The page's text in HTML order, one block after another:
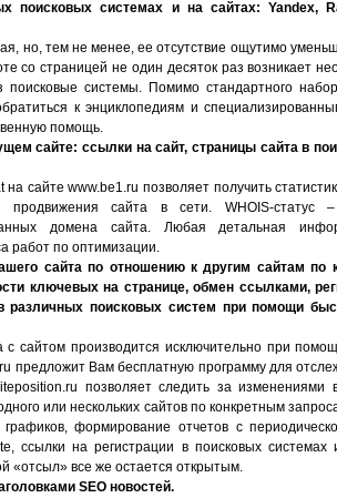
поисковых системах и на сайтах: Yandex,
но, тем не менее, ее отсутствие ощутимо
со страницей не один десяток раз возникает
поисковые системы. Помимо стандартного
к энциклопедиям и
помощь.
сайте: ссылки на сайт, страницы сайта в
на сайте www.be1.ru позволяет получить
продвижения сайта в сети. WHOIS-
домена сайта. Любая детальная
работ по оптимизации.
сайта по отношению к другим сайтам по
ключевых на странице, обмен ссылками,
различных поисковых систем при помощи
с сайтом производится исключительно при
предложит Вам бесплатную программу для
позволяет следить за изменениями
или нескольких сайтов по конкретным
формирование отчетов с
ссылки на регистрации в поисковых
«отсыл» все же остается открытым.
SEO новостей.